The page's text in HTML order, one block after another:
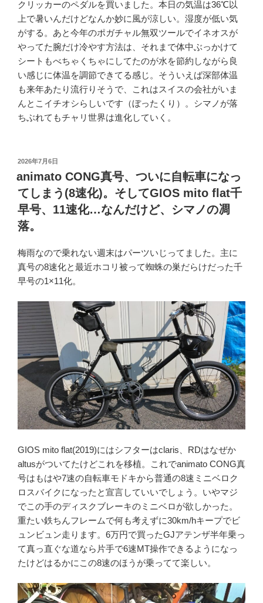
クリッカーのペダルを買いました。本日の気温は36℃以
上で暑いんだけどなんか妙に風が涼しい。湿度が低い気
がする。あと今年のポガチャル無双ツールでイネオスが
やってた腕だけ冷やす方法は、それまで体中ぶっかけて
シートもべちゃくちゃにしてたのが水を節約しながら良
い感じに体温を調節できてる感じ。そういえば深部体温
も来年あたり流行りそうで、これはスイスの会社がいま
んとこイチオシらしいです（ぼったくり）。シマノが落
ちぶれてもチャリ世界は進化していく。
投
日:
2026年7月6日
animato CONG真号、ついに自転車になっ
てしまう(8速化)。そしてGIOS mito flat千
早号、11速化…なんだけど、シマノの凋
落。
梅雨なので乗れない週末はパーツいじってました。主に
真号の8速化と最近ホコリ被って蜘蛛の巣だらけだった千
早号の1×11化。
GIOS mito flat(2019)にはシフターはclaris、RDはなぜか
altusがついてたけどこれを移植。これでanimato CONG真
号はもはや7速の自転車モドキから普通の8速ミニベロク
ロスバイクになったと宣言していいでしょう。いやマジ
でこの手のディスクブレーキのミニベロが欲しかった。
重たい鉄ちんフレームで何も考えずに30km/hキープでビ
ュンビュン走ります。6万円で買ったGJアテンザ半年乗っ
て真っ直ぐな道なら片手で6速MT操作できるようになっ
たけどはるかにこの8速のほうが乗ってて楽しい。